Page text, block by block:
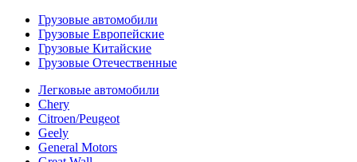
Грузовые автомобили
Грузовые Европейские
Грузовые Китайские
Грузовые Отечественные
Легковые автомобили
Chery
Citroen/Peugeot
Geely
General Motors